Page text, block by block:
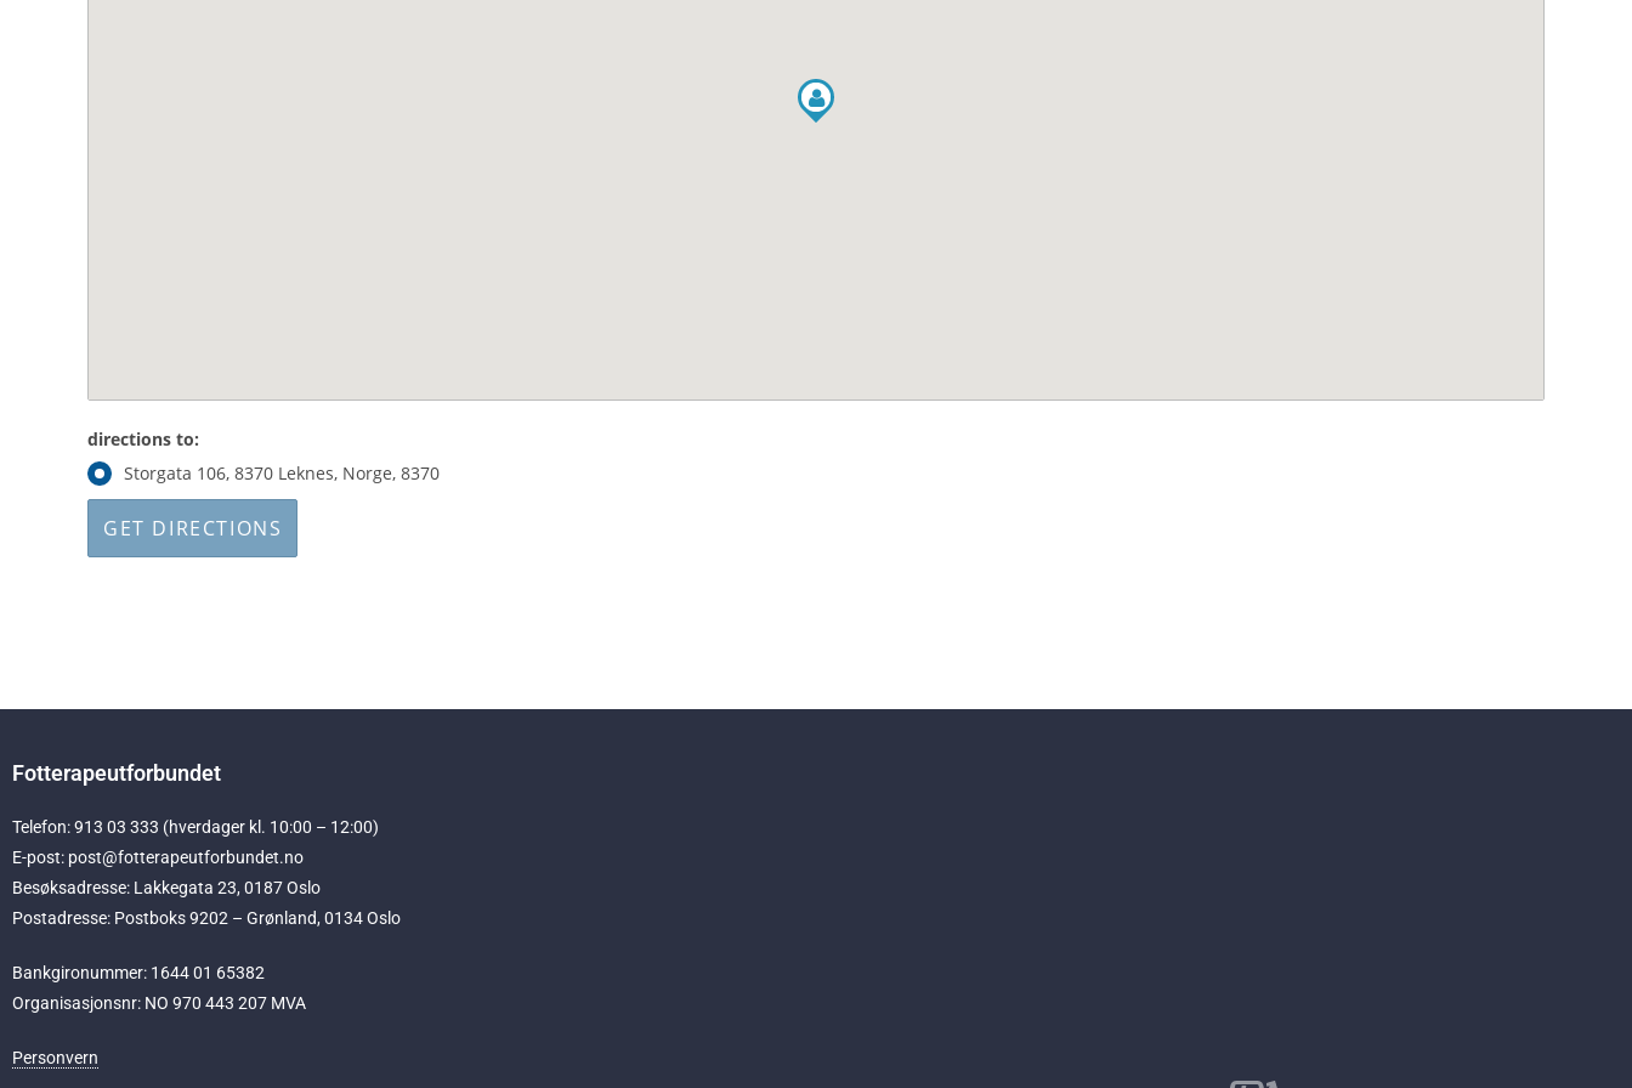
directions to:
Storgata 106, 8370 Leknes, Norge, 8370
Fotterapeutforbundet
Telefon: 913 03 333 (hverdager kl. 10:00 – 12:00)
E-post: post@fotterapeutforbundet.no
Besøksadresse: Lakkegata 23, 0187 Oslo
Postadresse: Postboks 9202 – Grønland, 0134 Oslo
Bankgironummer: 1644 01 65382
Organisasjonsnr: NO 970 443 207 MVA
Personvern